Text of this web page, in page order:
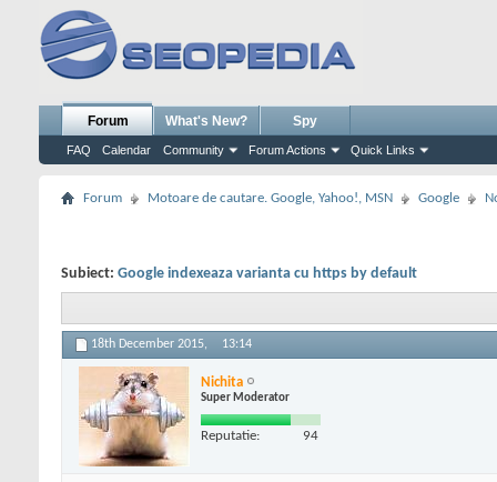
Forum
FAQ Calendar Community Forum Actions Quick Links
What's New? Spy
Forum Motoare de cautare. Google, Yahoo!, MSN Google
Subiect: Google indexeaza varianta cu https by default
18th December 2015, 13:14
Nichita
Super Moderator
Reputatie: 94